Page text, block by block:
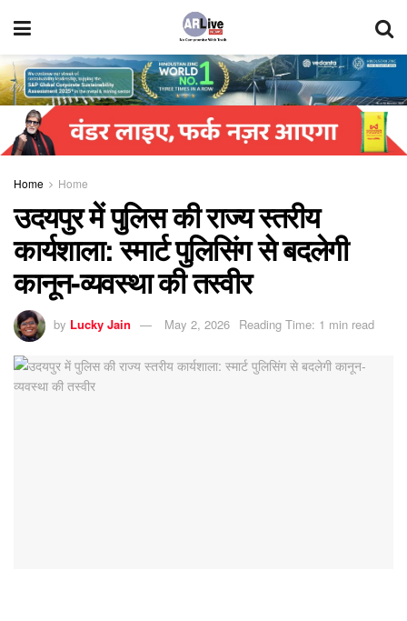
Home Home
उदयपुर में पुलिस की राज्य स्तरीय
कार्यशाला: स्मार्ट पुलिसिंग से बदलेगी
कानून-व्यवस्था की तस्वीर
by Lucky Jain May 2, 2026 Reading Time: 1 min read